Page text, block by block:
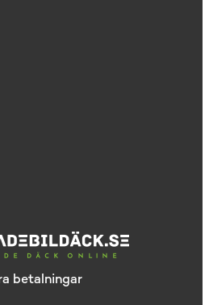
betalningar